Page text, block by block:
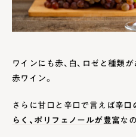
ワインにも赤、白、ロゼと種類
赤ワイン。
さらに甘口と辛口で言えば辛口
らく、ポリフェノールが豊富な